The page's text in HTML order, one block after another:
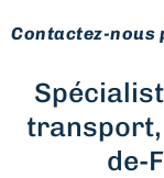
Contactez-nous
transport,
de-